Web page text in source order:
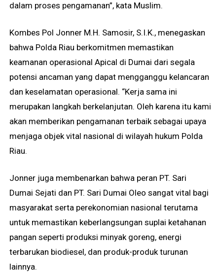
dalam proses pengamanan”, kata Muslim.
Kombes Pol Jonner M.H. Samosir, S.I.K., menegaskan
bahwa Polda Riau berkomitmen memastikan
keamanan operasional Apical di Dumai dari segala
potensi ancaman yang dapat mengganggu kelancaran
dan keselamatan operasional. “Kerja sama ini
merupakan langkah berkelanjutan. Oleh karena itu kami
akan memberikan pengamanan terbaik sebagai upaya
menjaga objek vital nasional di wilayah hukum Polda
Riau.
Jonner juga membenarkan bahwa peran PT. Sari
Dumai Sejati dan PT. Sari Dumai Oleo sangat vital bagi
masyarakat serta perekonomian nasional terutama
untuk memastikan keberlangsungan suplai ketahanan
pangan seperti produksi minyak goreng, energi
terbarukan biodiesel, dan produk-produk turunan
lainnya.